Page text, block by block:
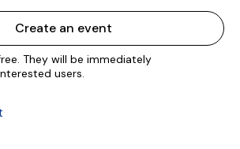
Create an event
They will be immediately
users.